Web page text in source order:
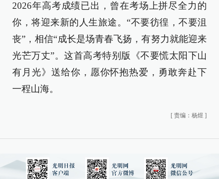
2026年高考成绩已出，曾在考场上拼尽全力的
你，将迎来新的人生旅途。“不要彷徨，不要沮
丧”，相信“成长是场青春飞扬，有努力就能迎来
光芒万丈”。这首高考特别版《不要慌太阳下山
有月光》送给你，愿你怀抱热爱，勇敢奔赴下
一程山海。
[ 责编：杨煜 ]